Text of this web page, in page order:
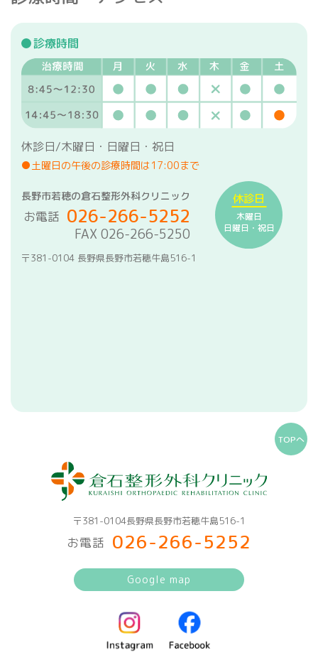
診療時間
休診日/木曜日・日曜日・祝日
●土曜日の午後の診療時間は17:00まで
長野市若穂の倉石整形外科クリニック
お電話 026-266-5252
FAX 026-266-5250
〒381-0104 長野県長野市若穂牛島516-1
休診日
木曜日
日曜日・祝日
TOPへ
〒381-0104長野県長野市若穂牛島516-1
お電話 026-266-5252
Google map